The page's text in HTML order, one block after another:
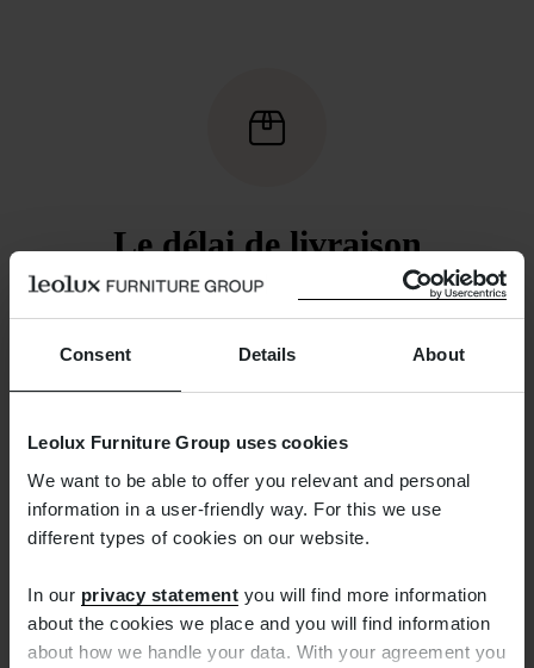
Consent Details About
Leolux Furniture Group uses cookies
We want to be able to offer you relevant and personal
information in a user-friendly way. For this we use
different types of cookies on our website.
In our privacy statement you will find more information
about the cookies we place and you will find information
about how we handle your data. With your agreement you
Le délai de livraison
Une livraison le lendemain n’est
efforçons toutefois de l’expédier dans un délai
d’une semaine. Dès que ce sera le cas, nous
suivre votre envoi.